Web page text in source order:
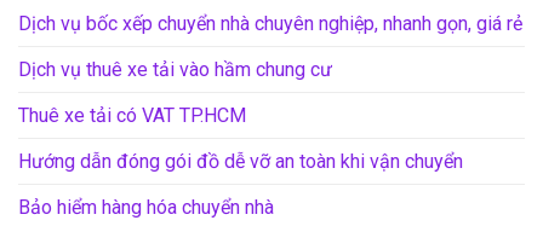
Dịch vụ bốc xếp chuyển nhà chuyên nghiệp, nhanh gọn, giá rẻ
Dịch vụ thuê xe tải vào hầm chung cư
Thuê xe tải có VAT TP.HCM
Hướng dẫn đóng gói đồ dễ vỡ an toàn khi vận chuyển
Bảo hiểm hàng hóa chuyển nhà